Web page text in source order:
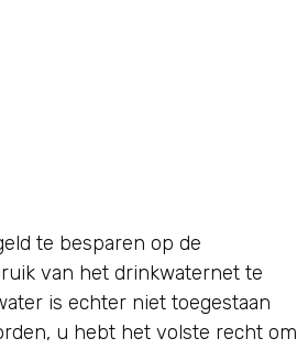
te besparen op de
van het drinkwaternet te
is echter niet toegestaan
u hebt het volste recht om